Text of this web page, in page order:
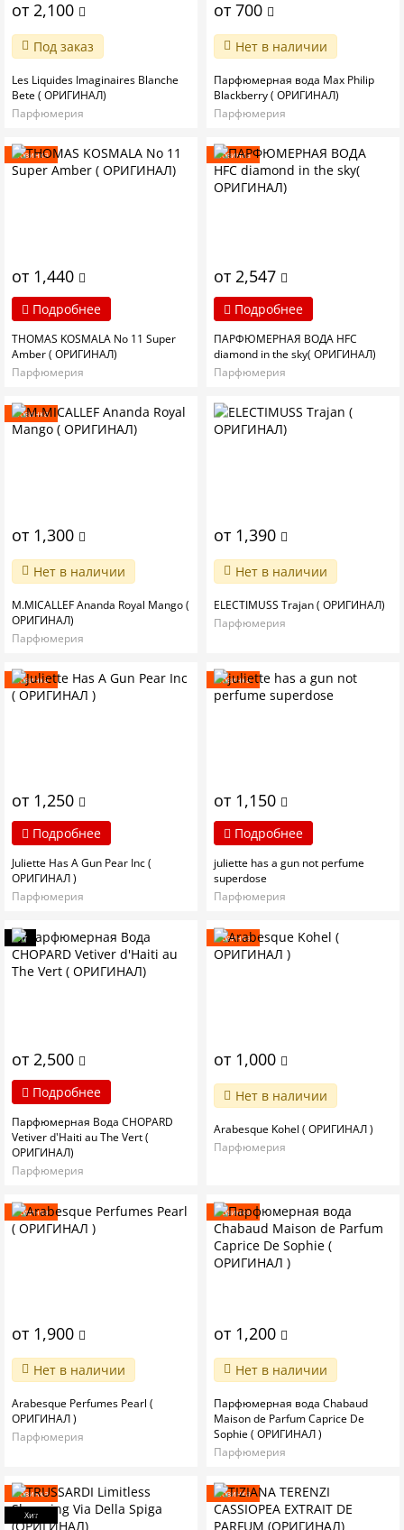
от 2,100
Под заказ
Les Liquides Imaginaires Blanche
Bete ( ОРИГИНАЛ)
Парфюмерия
от 700
Нет в наличии
Парфюмерная вода Max Philip
Blackberry ( ОРИГИНАЛ)
Парфюмерия
Новинка
от 1,440
Подробнее
THOMAS KOSMALA No 11 Super
Amber ( ОРИГИНАЛ)
Парфюмерия
Новинка
от 2,547
Подробнее
ПАРФЮМЕРНАЯ ВОДА HFC
diamond in the sky( ОРИГИНАЛ)
Парфюмерия
Новинка
от 1,300
Нет в наличии
M.MICALLEF Ananda Royal Mango (
ОРИГИНАЛ)
Парфюмерия
от 1,390
Нет в наличии
ELECTIMUSS Trajan ( ОРИГИНАЛ)
Парфюмерия
Новинка
от 1,250
Подробнее
Juliette Has A Gun Pear Inc (
ОРИГИНАЛ )
Парфюмерия
Новинка
от 1,150
Подробнее
juliette has a gun not perfume
superdose
Парфюмерия
Хит
от 2,500
Подробнее
Парфюмерная Вода CHOPARD
Vetiver d'Haiti au The Vert (
ОРИГИНАЛ)
Парфюмерия
Новинка
от 1,000
Нет в наличии
Arabesque Kohel ( ОРИГИНАЛ )
Парфюмерия
Новинка
от 1,900
Нет в наличии
Arabesque Perfumes Pearl (
ОРИГИНАЛ )
Парфюмерия
Новинка
от 1,200
Нет в наличии
Парфюмерная вода Chabaud
Maison de Parfum Caprice De
Sophie ( ОРИГИНАЛ )
Парфюмерия
Новинка
Хит
Новинка